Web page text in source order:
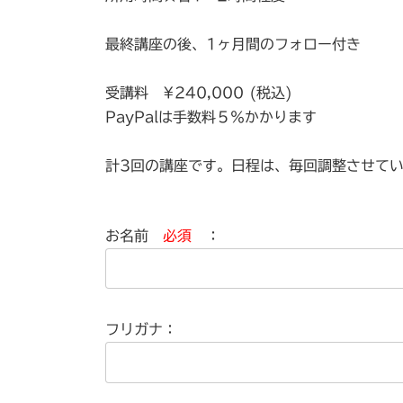
最終講座の後、1ヶ月間のフォロー付き
受講料 ¥240,000 (税込)
PayPalは手数料５％かかります
計3回の講座です。日程は、毎回調整させてい
お名前 必須 ：
フリガナ：